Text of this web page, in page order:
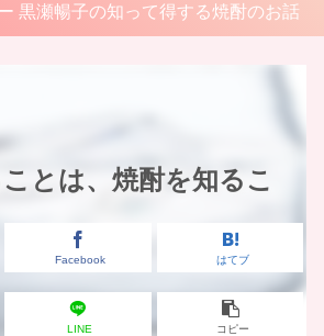
黒瀬暢子の知って得する焼酎のお話
とは、焼酎を知るこ
Facebook はてブ
LINE コピー